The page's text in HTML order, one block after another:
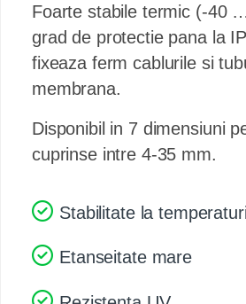
Foarte stabile termic (-40
grad de protectie pana la
fixeaza ferm cablurile si
membrana.
Disponibil in 7 dimensiuni
cuprinse intre 4-35 mm.
Stabilitate la
Etanseitate mare